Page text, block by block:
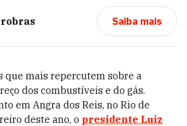
Saiba mais
que mais repercutem sobre a
dos combustíveis e do gás.
em Angra dos Reis, no Rio de
deste ano, o presidente Luiz